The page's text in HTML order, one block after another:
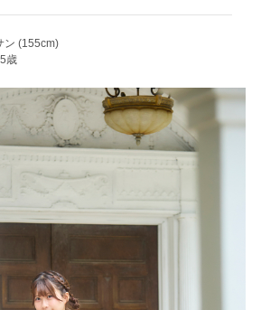
ン (155cm)
歳